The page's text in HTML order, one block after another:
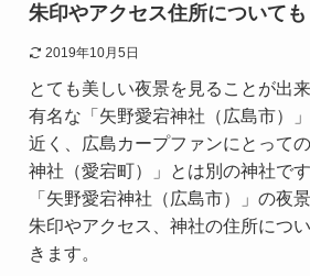
朱印やアクセス住所についても
2019年10月5日
とても美しい夜景を見ることが出
有名な「矢野愛宕神社（広島市）
近く、広島カープファンにとって
神社（愛宕町）」とは別の神社で
「矢野愛宕神社（広島市）」の夜
朱印やアクセス、神社の住所につ
きます。